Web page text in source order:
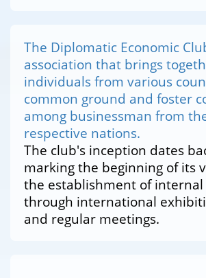
The Diplomatic Economic
association that brings
individuals from various
common ground and foster
among businessman from
respective nations.
The club's inception dates
marking the beginning of its
the establishment of
through international
and regular meetings.